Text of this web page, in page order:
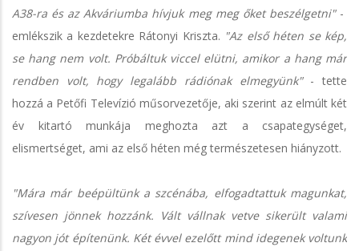
A38-ra és az Akváriumba hívjuk meg meg őket beszélgetni"-
emlékszik a kezdetekre Rátonyi Kriszta. "Az első héten se kép,
se hang nem volt. Próbáltuk viccel elütni, amikor a hang már
rendben volt, hogy legalább rádiónak elmegyünk"- tette
hozzá a Petőfi Televízió műsorvezetője, aki szerint az elmúlt két
év kitartó munkája meghozta azt a csapategységet,
elismertséget, ami az első héten még természetesen hiányzott.
"Mára már beépültünk a szcénába, elfogadtattuk magunkat,
szívesen jönnek hozzánk. Vált vállnak vetve sikerült valami
nagyon jót építenünk. Két évvel ezelőtt mind idegenek voltunk